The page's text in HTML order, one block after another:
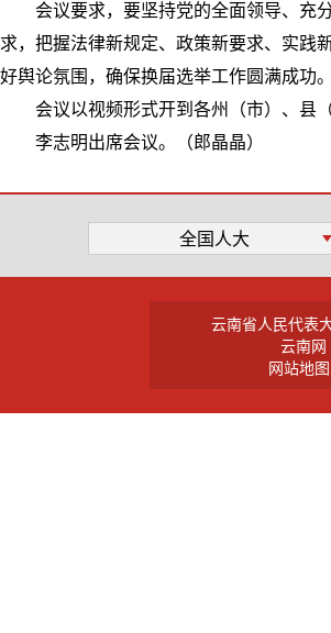
会议要求，要坚持党的全面领导、充
求，把握法律新规定、政策新要求、实践
好舆论氛围，确保换届选举工作圆满成功。
会议以视频形式开到各州（市）、县
李志明出席会议。（郎晶晶）
全国人大
云南省人民代表
云南网
网站地图